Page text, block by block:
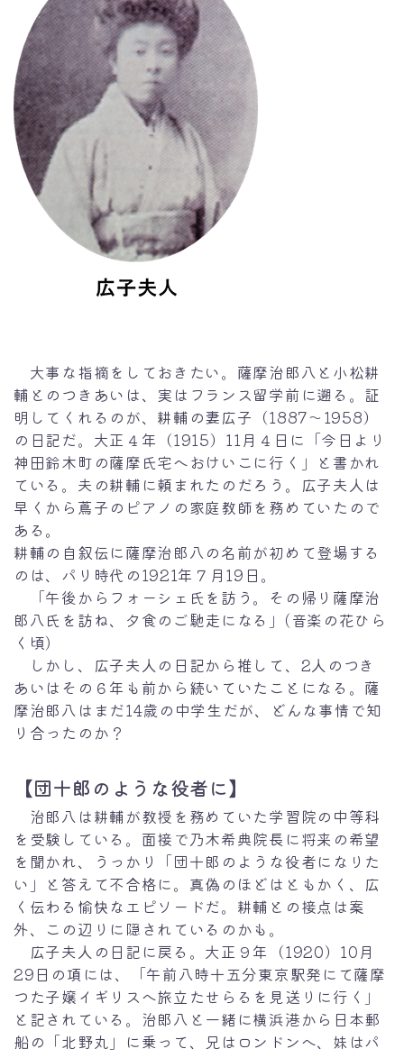
大事な指摘をしておきたい。薩摩治郎八と小松耕
輔とのつきあいは、実はフランス留学前に遡る。証
明してくれるのが、耕輔の妻広子（1887～1958）
の日記だ。大正４年（1915）11月４日に「今日より
神田鈴木町の薩摩氏宅へおけいこに行く」と書かれ
ている。夫の耕輔に頼まれたのだろう。広子夫人は
早くから蔦子のピアノの家庭教師を務めていたので
ある。
耕輔の自叙伝に薩摩治郎八の名前が初めて登場する
のは、パリ時代の1921年７月19日。
「午後からフォーシェ氏を訪う。その帰り薩摩治
郎八氏を訪ね、夕食のご馳走になる」(音楽の花ひら
く頃)
しかし、広子夫人の日記から推して、2人のつき
あいはその６年も前から続いていたことになる。薩
摩治郎八はまだ14歳の中学生だが、どんな事情で知
り合ったのか？
【団十郎のような役者に】
治郎八は耕輔が教授を務めていた学習院の中等科
を受験している。面接で乃木希典院長に将来の希望
を聞かれ、うっかり「団十郎のような役者になりた
い」と答えて不合格に。真偽のほどはともかく、広
く伝わる愉快なエピソードだ。耕輔との接点は案
外、この辺りに隠されているのかも。
広子夫人の日記に戻る。大正９年（1920）10月
29日の項には、「午前八時十五分東京駅発にて薩摩
つた子嬢イギリスへ旅立たせらるを見送りに行く」
と記されている。治郎八と一緒に横浜港から日本郵
船の「北野丸」に乗って、兄はロンドンへ、妹はパ